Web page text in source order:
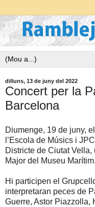
dilluns, 13 de juny del 2022
Concert per la
Barcelona
Diumenge, 19 de juny,
l’Escola de Músics i
Districte de Ciutat
Major del Museu Marítim.
Hi participen el
interpretaran peces de
Guerre, Astor Piazzolla,